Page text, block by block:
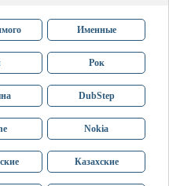
Именные
Рок
DubStep
Nokia
Казахские